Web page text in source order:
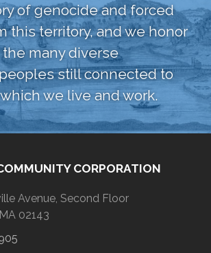
of genocide and forced
this territory, and we honor
many diverse
still connected to
we live and work.
CORPORATION
Avenue, Second Floor
02143